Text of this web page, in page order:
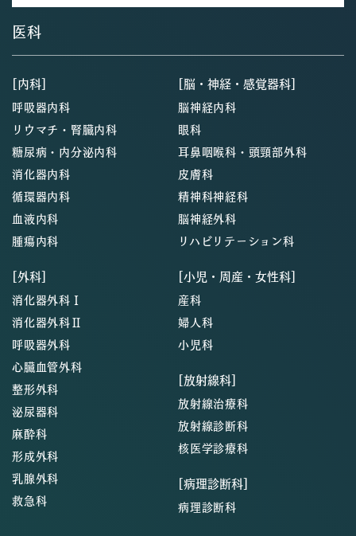
医科
[内科]
呼吸器内科
リウマチ・腎臓内科
糖尿病・内分泌内科
消化器内科
循環器内科
血液内科
腫瘍内科
[外科]
消化器外科Ⅰ
消化器外科Ⅱ
呼吸器外科
心臓血管外科
整形外科
泌尿器科
麻酔科
形成外科
乳腺外科
救急科
[脳・神経・感覚器科]
脳神経内科
眼科
耳鼻咽喉科・頭頸部外科
皮膚科
精神科神経科
脳神経外科
リハビリテーション科
[小児・周産・女性科]
産科
婦人科
小児科
[放射線科]
放射線治療科
放射線診断科
核医学診療科
[病理診断科]
病理診断科